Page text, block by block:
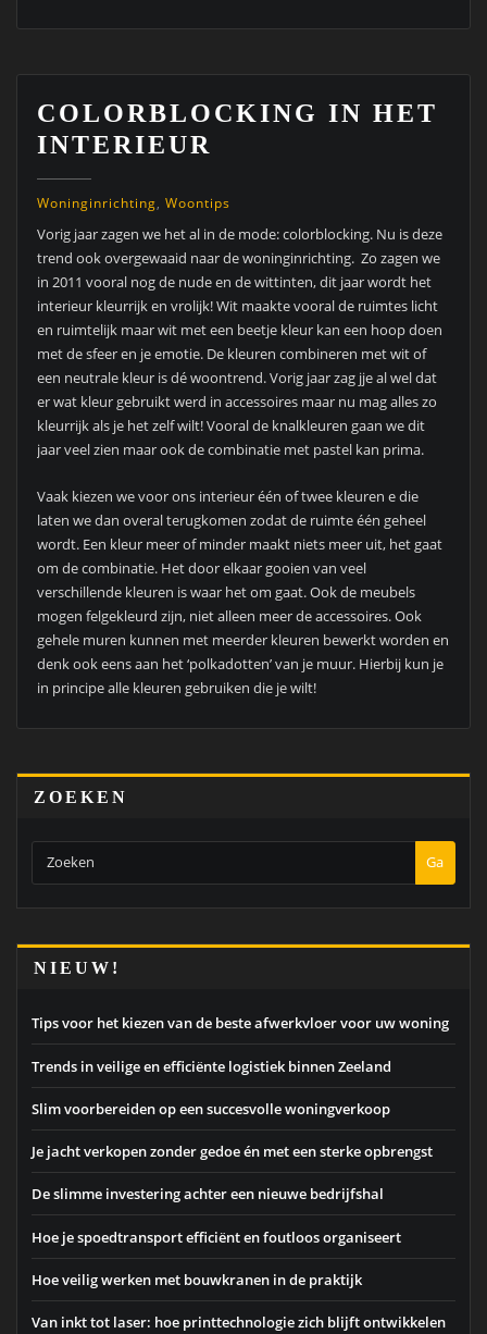
COLORBLOCKING IN HET
INTERIEUR
Woninginrichting, Woontips
Vorig jaar zagen we het al in de mode: colorblocking. Nu is deze
trend ook overgewaaid naar de woninginrichting. Zo zagen we
in 2011 vooral nog de nude en de wittinten, dit jaar wordt het
interieur kleurrijk en vrolijk! Wit maakte vooral de ruimtes licht
en ruimtelijk maar wit met een beetje kleur kan een hoop doen
met de sfeer en je emotie. De kleuren combineren met wit of
een neutrale kleur is dé woontrend. Vorig jaar zag jje al wel dat
er wat kleur gebruikt werd in accessoires maar nu mag alles zo
kleurrijk als je het zelf wilt! Vooral de knalkleuren gaan we dit
jaar veel zien maar ook de combinatie met pastel kan prima.
Vaak kiezen we voor ons interieur één of twee kleuren e die
laten we dan overal terugkomen zodat de ruimte één geheel
wordt. Een kleur meer of minder maakt niets meer uit, het gaat
om de combinatie. Het door elkaar gooien van veel
verschillende kleuren is waar het om gaat. Ook de meubels
mogen felgekleurd zijn, niet alleen meer de accessoires. Ook
gehele muren kunnen met meerder kleuren bewerkt worden en
denk ook eens aan het ‘polkadotten’ van je muur. Hierbij kun je
in principe alle kleuren gebruiken die je wilt!
ZOEKEN
Ga
NIEUW!
Tips voor het kiezen van de beste afwerkvloer voor uw woning
Trends in veilige en efficiënte logistiek binnen Zeeland
Slim voorbereiden op een succesvolle woningverkoop
Je jacht verkopen zonder gedoe én met een sterke opbrengst
De slimme investering achter een nieuwe bedrijfshal
Hoe je spoedtransport efficiënt en foutloos organiseert
Hoe veilig werken met bouwkranen in de praktijk
Van inkt tot laser: hoe printtechnologie zich blijft ontwikkelen